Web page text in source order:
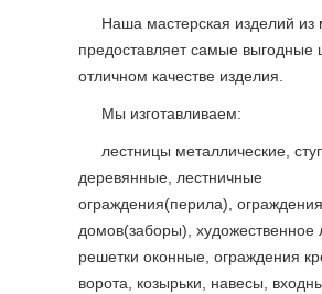
Наша мастерская изделий из
предоставляет самые выгодные
отличном качестве изделия.
Мы изготавливаем:
лестницы металлические,
деревянные, лестничные
ограждения(перила), ограждения
домов(заборы), художественное
решетки оконные, ограждения
ворота, козырьки, навесы,